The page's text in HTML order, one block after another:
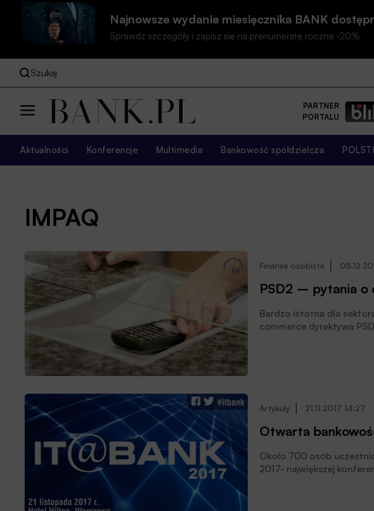
Najnowsze wydanie miesięcznika BANK
Sprawdź szczegóły i zapisz się na prenumeratę roczną -20%
Szukaj
PARTNER
PORTALU
Aktualności Konferencje Multimedia Bankowość spółdzielcza
IMPAQ
Finanse osobiste
PSD2 – pytania o
Bardzo istotna dla
commerce dyrektywa
Artykuły 21.11.2017 14:27
Otwarta
Około 700 osób
2017- największej